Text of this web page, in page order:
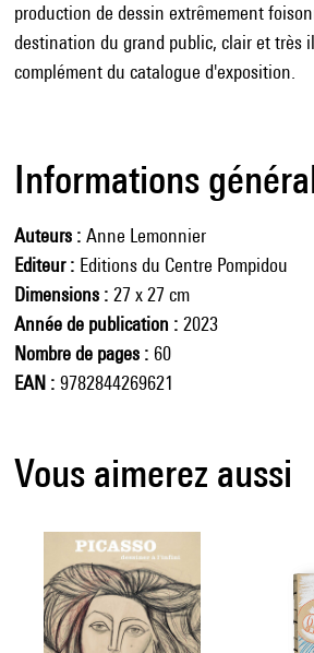
production de dessin extrêmement
destination du grand public, clair et très
complément du catalogue d'exposition.
Informations
Auteurs
Anne Lemonnier
Editeur
Editions du Centre Pompidou
Dimensions
27 x 27 cm
Année de publication
2023
Nombre de pages
60
EAN
9782844269621
Vous aimerez aussi